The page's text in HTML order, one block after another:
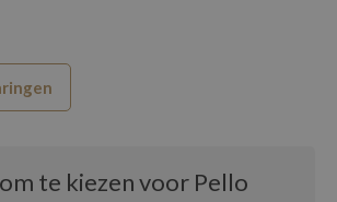
door de koude en regen moesten.
voor ieder wat wils. Zeer vriendelijke
te kiezen voor Pello